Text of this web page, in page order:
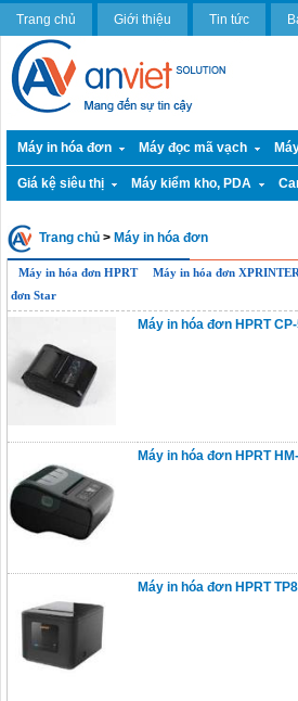
Trang chủ Giới thiệu Tin tức
Máy in hóa đơn Máy đọc mã vạch
Giá kệ siêu thị Máy kiểm kho, PDA
Trang chủ > Máy in hóa đơn
Máy in hóa đơn HPRT Máy in hóa đơn XPRINTER
đơn Star
Máy in hóa đơn HPRT
Máy in hóa đơn HPRT
Máy in hóa đơn HPRT